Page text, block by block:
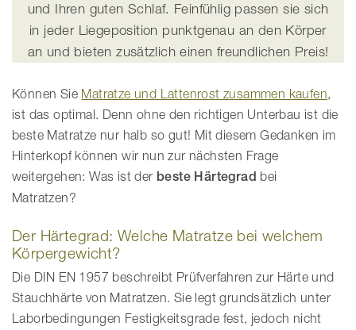
und Ihren guten Schlaf. Feinfühlig passen sie sich
in jeder Liegeposition punktgenau an den Körper
an und bieten zusätzlich einen freundlichen Preis!
Können Sie Matratze und Lattenrost zusammen kaufen
ist das optimal. Denn ohne den richtigen Unterbau ist die
beste Matratze nur halb so gut! Mit diesem Gedanken im
Hinterkopf können wir nun zur nächsten Frage
weitergehen: Was ist der beste Härtegrad bei
Matratzen?
Der Härtegrad: Welche Matratze bei welchem
Körpergewicht?
Die DIN EN 1957 beschreibt Prüfverfahren zur Härte und
Stauchhärte von Matratzen. Sie legt grundsätzlich unter
Laborbedingungen Festigkeitsgrade fest, jedoch nicht